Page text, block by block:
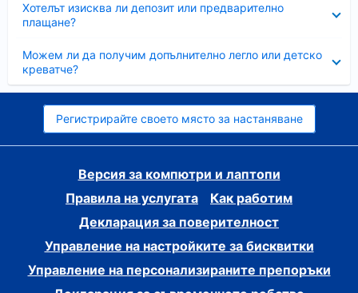
Хотелът изисква ли депозит или предварително
плащане?
Можем ли да получим допълнително легло или детско
креватче?
Регистрирайте своето място за настаняване
Версия за компютри и лаптопи
Правила на услугата
Как работим
Декларация за поверителност
Управление на настройките за бисквитки
Управление на персонализираните препоръки